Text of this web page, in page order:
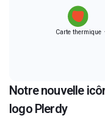
Notre nouvelle
logo Plerdy
Carte thermique